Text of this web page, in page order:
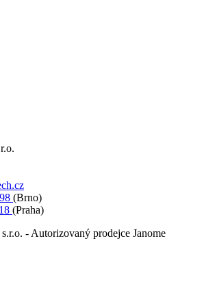
(Brno)
(Praha)
- Autorizovaný prodejce Janome